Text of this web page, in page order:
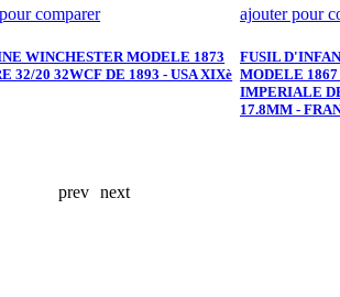
comparer
WINCHESTER MODELE 1873
32/20 32WCF DE 1893 - USA XIXè
ajouter pour
FUSIL
MODELE
IMPERIALE
17.8MM -
prev next